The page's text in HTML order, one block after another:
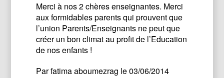
Merci à nos 2 chères enseignantes. Merci
aux formidables parents qui prouvent que
l’union Parents/Enseignants ne peut que
créer un bon climat au profit de l’Education
de nos enfants !
Parfatima aboumezrag le 03/06/2014